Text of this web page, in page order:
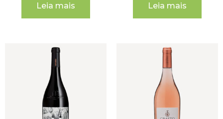
Leia mais Leia mais